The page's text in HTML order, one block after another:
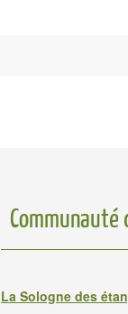
Communauté
La Sologne des